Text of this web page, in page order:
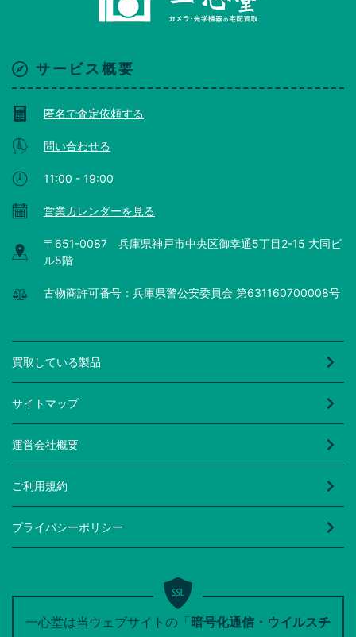
サービス概要
匿名で査定依頼する
問い合わせる
11:00 - 19:00
営業カレンダーを見る
〒651-0087 兵庫県神戸市中央区御幸通5丁目2-15 大同ビ
ル5階
古物商許可番号：兵庫県警公安委員会 第631160700008号
買取している製品
サイトマップ
運営会社概要
ご利用規約
プライバシーポリシー
一心堂は当ウェブサイトの「暗号化通信・ウイルスチ